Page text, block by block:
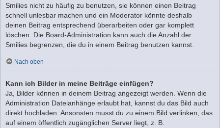
Smilies nicht zu häufig zu benutzen, sie können einen Beitrag
schnell unlesbar machen und ein Moderator könnte deshalb
deinen Beitrag entsprechend überarbeiten oder gar komplett
löschen. Die Board-Administration kann auch die Anzahl der
Smilies begrenzen, die du in einem Beitrag benutzen kannst.
Nach oben
Kann ich Bilder in meine Beiträge einfügen?
Ja, Bilder können in deinem Beitrag angezeigt werden. Wenn die
Administration Dateianhänge erlaubt hat, kannst du das Bild auch
direkt hochladen. Ansonsten musst du zu einem Bild verlinken, das
auf einem öffentlich zugänglichen Server liegt, z. B.